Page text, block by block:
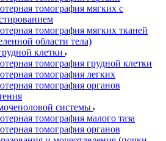
томография мягких с
томография мягких тканей
области тела)
клетки
томография грудной клетки
томография легких
томография органов
системы
томография малого таза
томография органов